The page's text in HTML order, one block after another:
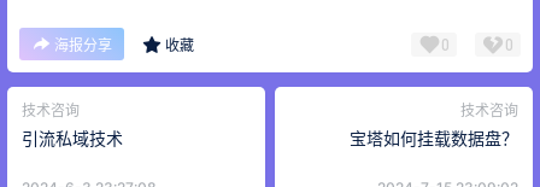
海报分享 收藏 0 0
技术咨询
引流私域技术
技术咨询
宝塔如何挂载数据盘？